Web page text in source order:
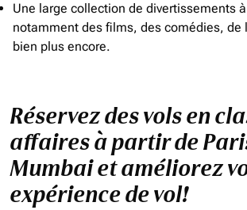
Une large collection de divertissements
notamment des films, des comédies, de
bien plus encore.
Réservez des vols en
affaires à partir de
Mumbai et améliorez
expérience de vol!